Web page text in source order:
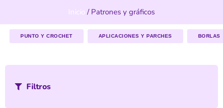
Inicio / Patrones y gráficos
PUNTO Y CROCHET APLICACIONES Y PARCHES BORLAS
Filtros